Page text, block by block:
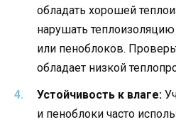
обладать хорошей
нарушать
или пеноблоков.
обладает низкой
Устойчивость к влаге:
и пеноблоки часто